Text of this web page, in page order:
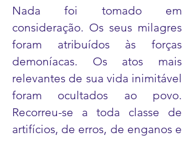
Nada foi tomado em
consideração. Os seus milagres
foram atribuídos às forças
demoníacas. Os atos mais
relevantes de sua vida inimitável
foram ocultados ao povo.
Recorreu-se a toda classe de
artifícios, de erros, de enganos e